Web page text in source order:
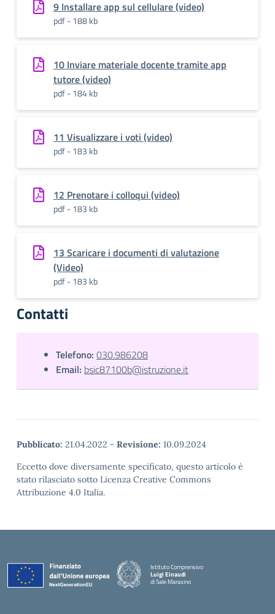
9 Installare app sul cellulare (video)
pdf - 188 kb
10 Inviare materiale docente tramite app
tutore (video)
pdf - 184 kb
11 Visualizzare i voti (video)
pdf - 183 kb
12 Prenotare i colloqui (video)
pdf - 183 kb
13 Scaricare i documenti di valutazione
(Video)
pdf - 183 kb
Contatti
Telefono: 030.986208
Email: bsic87100b@istruzione.it
Pubblicato: 21.04.2022 - Revisione: 10.09.2024
Eccetto dove diversamente specificato, questo articolo è
stato rilasciato sotto Licenza Creative Commons
Attribuzione 4.0 Italia.
Istituto Comprensivo
Luigi Einaudi
di Sale Marasino